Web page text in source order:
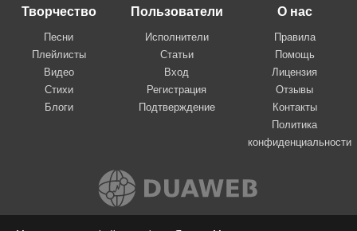
Творчество
Песни
Плейлисты
Видео
Стихи
Блоги
Пользователи
Исполнители
Статьи
Вход
Регистрация
Подтверждение
О нас
Правила
Помощь
Лицензия
Отзывы
Контакты
Политика
конфиденциальности